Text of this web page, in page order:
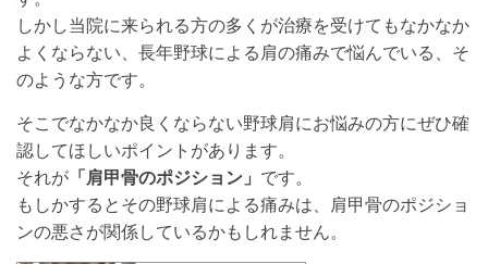
しかし当院に来られる方の多くが治療を受けてもなかなか
よくならない、長年野球による肩の痛みで悩んでいる、そ
のような方です。
そこでなかなか良くならない野球肩にお悩みの方にぜひ確
認してほしいポイントがあります。
それが 「肩甲骨のポジション」 です。
もしかするとその野球肩による痛みは、肩甲骨のポジショ
ンの悪さが関係しているかもしれません。